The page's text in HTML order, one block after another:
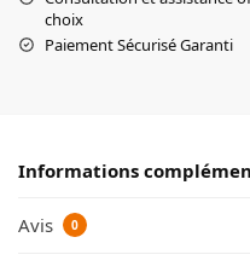
choix
Paiement Sécurisé Garanti
Informations
Avis 0